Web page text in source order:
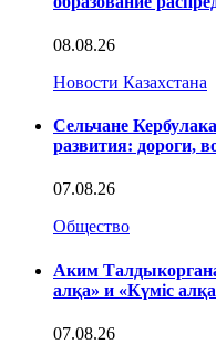
08.08.26
Новости Казахстана
Сельчане
развития: дороги,
07.08.26
Общество
Аким
алқа» и «Күміс
07.08.26